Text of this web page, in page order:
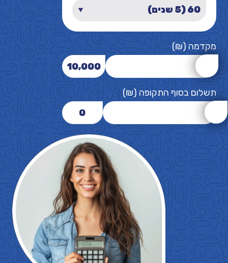
מקדמה (₪)
10,000
תשלום בסוף התקופה (₪)
0